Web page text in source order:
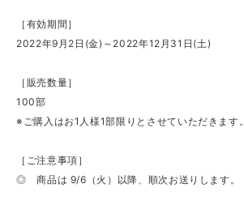
［有効期間］
2022年9月2日(金)～2022年12月31日(土)
［販売数量］
100部
※ご購入はお1人様1部限りとさせていただきます。
［ご注意事項］
◎ 商品は 9/6（火）以降、順次お送りします。